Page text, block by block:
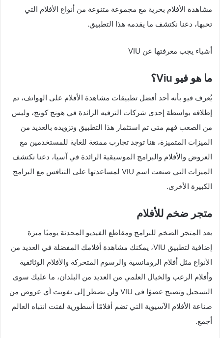
مشاهدة الأفلام بحرية مع مجموعة متنوعة من أنواع الأفلام التي
تحبها، دعنا نكتشف ما يقدمه هذا التطبيق.
أشياء يجب معرفتها عن VIU
ما هو فيو Viu؟
يُعرف فيو بأنه أحد أفضل تطبيقات مشاهدة الأفلام على الهواتف، تم
إطلاقه بواسطة إحدى شركات الترفيه الرائدة في هونج كونج، وليس
من الصعب فهم متى تم استثمار هذا التطبيق وتزويده بالعديد من
الميزات المتميزة، هنا توجد تجارب ممتعة للغاية للمستخدمين مع
العروض والأفلام والبرامج الموسيقية الرائدة في آسيا، دعنا نكتشف
الميزات التي صنعت اسم VIU لمساعدتها على التنافس مع البرامج
الكبيرة الأخرى.
متجر ضخم للأفلام
يعد المتجر الضخم للبرامج ومقاطع الفيديو المحدثة يوميًا ميزة
إضافية لتطبيق VIU، يمكنك مشاهدة أفلامك المفضلة في العديد من
الأنواع مثل أفلام الرومانسية والرسوم المتحركة والأفلام الوثائقية
وأفلام الرعب والخيال العلمي من العديد من البلدان، ​​ما عليك سوى
التسجيل وتصبح عضوًا في VIU ولن تضطر إلى تفويت أي عروض من
صناعة الأفلام الآسيوية التي تضم أفلامًا أسطورية لفتت انتباه العالم
أجمع.